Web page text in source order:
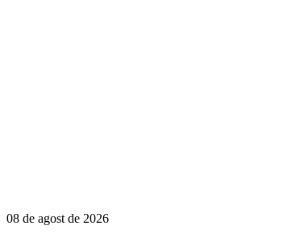
08 de agost de 2026